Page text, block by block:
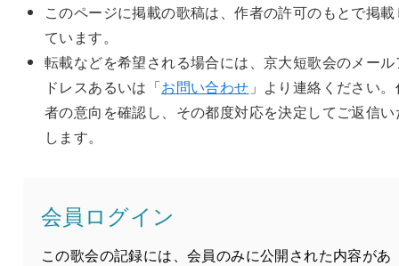
このページに掲載の歌稿は、作者の許可のもとで掲載
ています。
転載などを希望される場合には、京大短歌会のメール
ドレスあるいは「お問い合わせ 」より連絡ください
者の意向を確認し、その都度対応を決定してご返信い
します。
会員ログイン
この歌会の記録には、会員のみに公開された内容があ